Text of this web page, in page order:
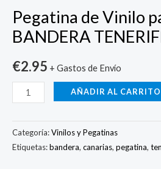
Pegatina de Vinilo
BANDERA
€2.95 + Gastos de Envío
TENERIFE
cantidad
AÑADIR AL CARRITO
Categoría:Vinilos y Pegatinas
Etiquetas:bandera, canarias, pegatina,